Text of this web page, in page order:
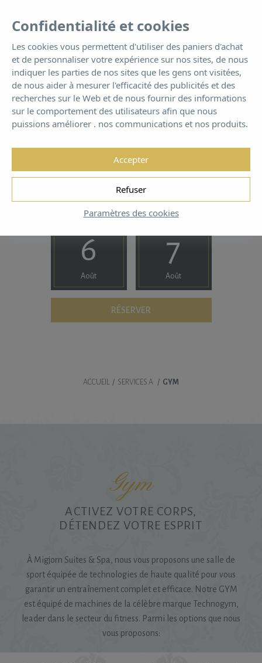
Gym
Réservez dès maintenant pour
GARANTIE DU MEILLEUR PRIX!
6
Août
7
Août
ACCUEIL / SERVICES A / GYM
Gym
ACTIVEZ VOTRE CORPS,
DÉTENDEZ VOTRE ESPRIT
À Migjorn Suites & Spa, nous vous proposons une salle de
sport équipée de technologies de haute qualité pour vous
garantir un entraînement complet et efficace. Notre GYM
est équipé de machines de la célèbre marque Technogym,
leader dans le secteur du fitness. Parmi les options que nous
vous proposons:
Confidentialité et cookies
Les cookies vous permettent d'utiliser des paniers d'achat
et de personnaliser votre expérience sur nos sites, de nous
indiquer les parties de nos sites que les gens ont visitées,
de nous aider à mesurer l'efficacité des publicités et des
recherches sur le Web et de nous fournir des informations
sur le comportement des utilisateurs afin que nous
puissions améliorer . nos communications et nos produits.
Paramètres des cookies
Refuser
Accepter